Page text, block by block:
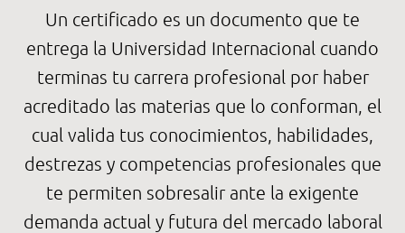
Un certificado es un documento que te
entrega la Universidad Internacional cuando
terminas tu carrera profesional por haber
acreditado las materias que lo conforman, el
cual valida tus conocimientos, habilidades,
destrezas y competencias profesionales que
te permiten sobresalir ante la exigente
demanda actual y futura del mercado laboral